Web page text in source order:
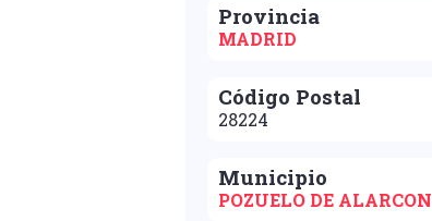
Provincia
MADRID
Código Postal
28224
Municipio
POZUELO DE ALARCON